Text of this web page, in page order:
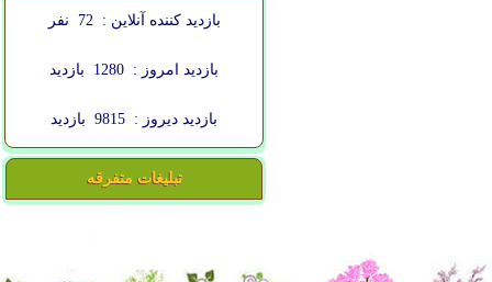
بازدید کننده آنلاین : 72 نفر
بازدید امروز : 1280 بازدید
بازدید دیروز : 9815 بازدید
تبلیغات متفرقه